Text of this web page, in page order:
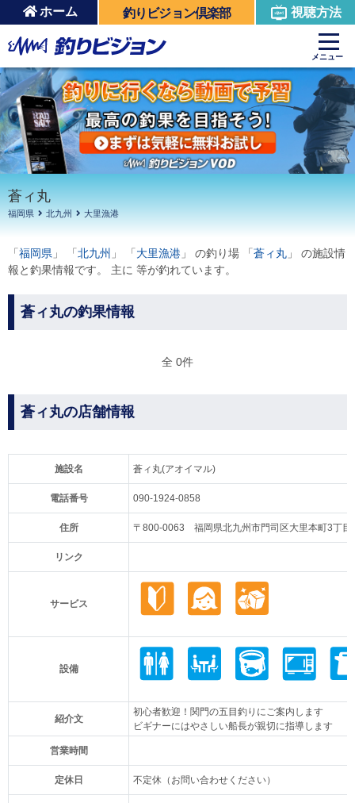
ホーム 釣りビジョン倶楽部 視聴方法
メニュー
蒼ィ丸
福岡県 北九州 大里漁港
「 福岡県 」 「 北九州 」 「 大里漁港 」 の釣り場 「 蒼ィ丸 」 の施設情
報と釣果情報です。 主に 等が釣れています。
蒼ィ丸の釣果情報
全 0件
蒼ィ丸の店舗情報
施設名 蒼ィ丸(アオイマル)
電話番号 090-1924-0858
住所 〒800-0063 福岡県北九州市門司区大里本町3丁目
リンク
サービス
設備
紹介文
初心者歓迎！関門の五目釣りにご案内します
ビギナーにはやさしい船長が親切に指導します
営業時間
定休日 不定休（お問い合わせください）
周辺の施設を見る